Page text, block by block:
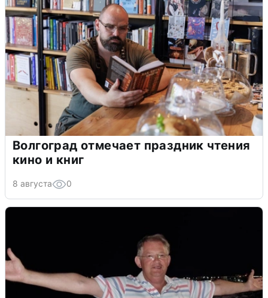
Волгоград отмечает праздник чтения
кино и книг
8 августа 0